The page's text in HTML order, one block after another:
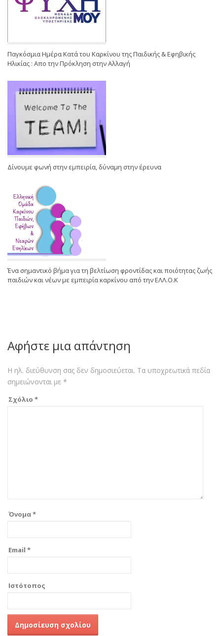
Παγκόσμια Ημέρα Κατά του Καρκίνου της Παιδικής & Εφηβικής
Ηλικίας : Απο την Πρόκληση στην Αλλαγή
Δίνουμε φωνή στην εμπειρία, δύναμη στην έρευνα
Ένα σημαντικό βήμα για τη βελτίωση φροντίδας και ποιότητας ζωής
παιδιών και νέων με εμπειρία καρκίνου από την ΕΛΛ.Ο.Κ
Αφήστε μια απάντηση
Η ηλ. διεύθυνση σας δεν δημοσιεύεται. Τα υποχρεωτικά πεδία
σημειώνονται με *
Σχόλιο *
Όνομα*
Email *
Ιστότοπος